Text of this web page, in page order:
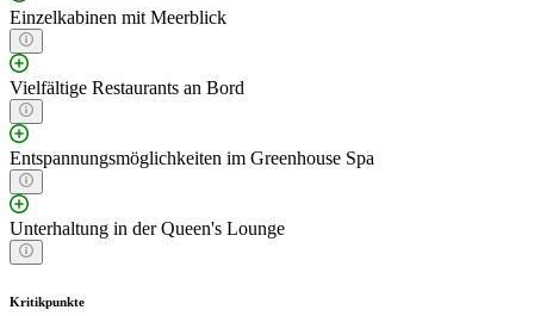
Einzelkabinen mit Meerblick
Vielfältige Restaurants an Bord
Entspannungsmöglichkeiten im Greenhouse Spa
Unterhaltung in der Queen's Lounge
Kritikpunkte